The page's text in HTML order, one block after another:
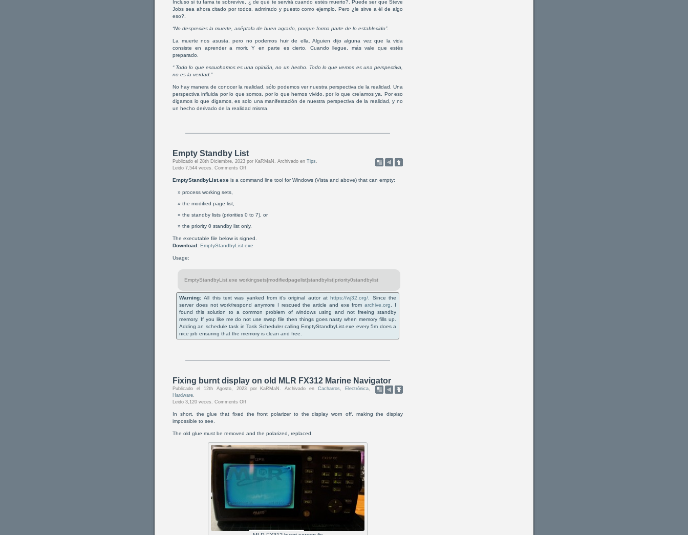
Incluso si tu fama te sobrevive, ¿ de qué te servirá cuando estés muerto?. Puede ser que Steve
Jobs sea ahora citado por todos, admirado y puesto como ejemplo. Pero ¿le sirve a él de algo
eso?.
“No desprecies la muerte, acéptala de buen agrado, porque forma parte de lo establecido”.
La muerte nos asusta, pero no podemos huir de ella. Alguien dijo alguna vez que la vida
consiste en aprender a morir. Y en parte es cierto. Cuando llegue, más vale que estés
preparado.
“ Todo lo que escuchamos es una opinión, no un hecho. Todo lo que vemos es una perspectiva,
no es la verdad.”
No hay manera de conocer la realidad, sólo podemos ver nuestra perspectiva de la realidad. Una
perspectiva influida por lo que somos, por lo que hemos vivido, por lo que creíamos ya. Por eso
digamos lo que digamos, es solo una manifestación de nuestra perspectiva de la realidad, y no
un hecho derivado de la realidad misma.
Empty Standby List
Publicado el 28th Diciembre, 2023 por KaRMaN. Archivado en Tips .
Leido 7,544 veces. Comments Off
EmptyStandbyList.exe is a command line tool for Windows (Vista and above) that can empty:
process working sets,
the modified page list,
the standby lists (priorities 0 to 7), or
the priority 0 standby list only.
The executable file below is signed.
Download: EmptyStandbyList.exe
Usage:
EmptyStandbyList.exe workingsets|modifiedpagelist|standbylist|priority0standbylist
Warning:All this text was yanked from it’s original autor athttps://wj32.org/ . Since the
server does not work/respond anymore I rescued the article and exe fromarchive.org
. I
found this solution to a common problem of windows using and not freeing standby
memory. If you like me do not use swap file then things goes nasty when memory fills up.
Adding an schedule task in Task Scheduler calling EmptyStandbyList.exe every 5m does a
nice job ensuring that the memory is clean and free.
Fixing burnt display on old MLR FX312 Marine Navigator
Publicado el 12th Agosto, 2023 por KaRMaN. Archivado enCacharros , Electrónica,
Hardware.
Leido 3,120 veces. Comments Off
In short, the glue that fixed the front polarizer to the display worn off, making the display
impossible to see.
The old glue must be removed and the polarized, replaced.